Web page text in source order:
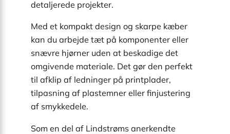
detaljerede projekter.
Med et kompakt design og skarpe kæber
kan du arbejde tæt på komponenter eller
snævre hjørner uden at beskadige det
omgivende materiale. Det gør den perfekt
til afklip af ledninger på printplader,
tilpasning af plastemner eller finjustering
af smykkedele.
Som en del af Lindstrøms anerkendte